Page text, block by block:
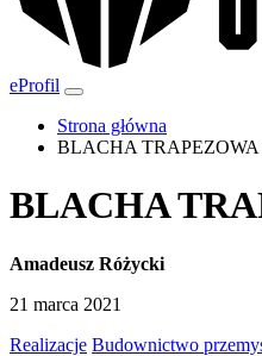
eProfil
Strona główna
BLACHA TRAPEZOWA
BLACHA
Amadeusz Różycki
21 marca 2021
Realizacje Budownictwo